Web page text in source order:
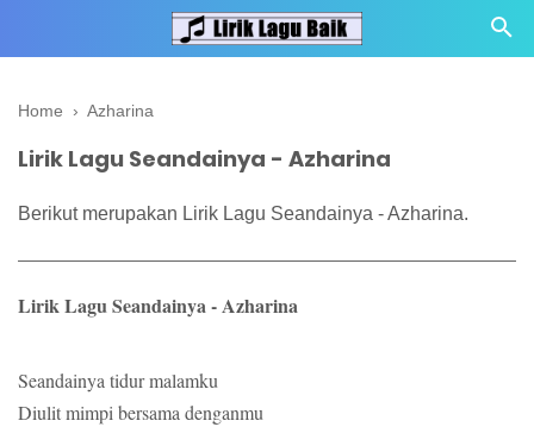
Home › Azharina
Lirik Lagu Seandainya - Azharina
Berikut merupakan Lirik Lagu Seandainya - Azharina.
Lirik Lagu Seandainya - Azharina
Seandainya tidur malamku
Diulit mimpi bersama denganmu